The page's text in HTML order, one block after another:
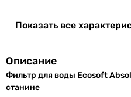
30 567грн
Количество
ступеней
5 шт
Показать все
Описание
Фильтр для воды Ecosoft
станине